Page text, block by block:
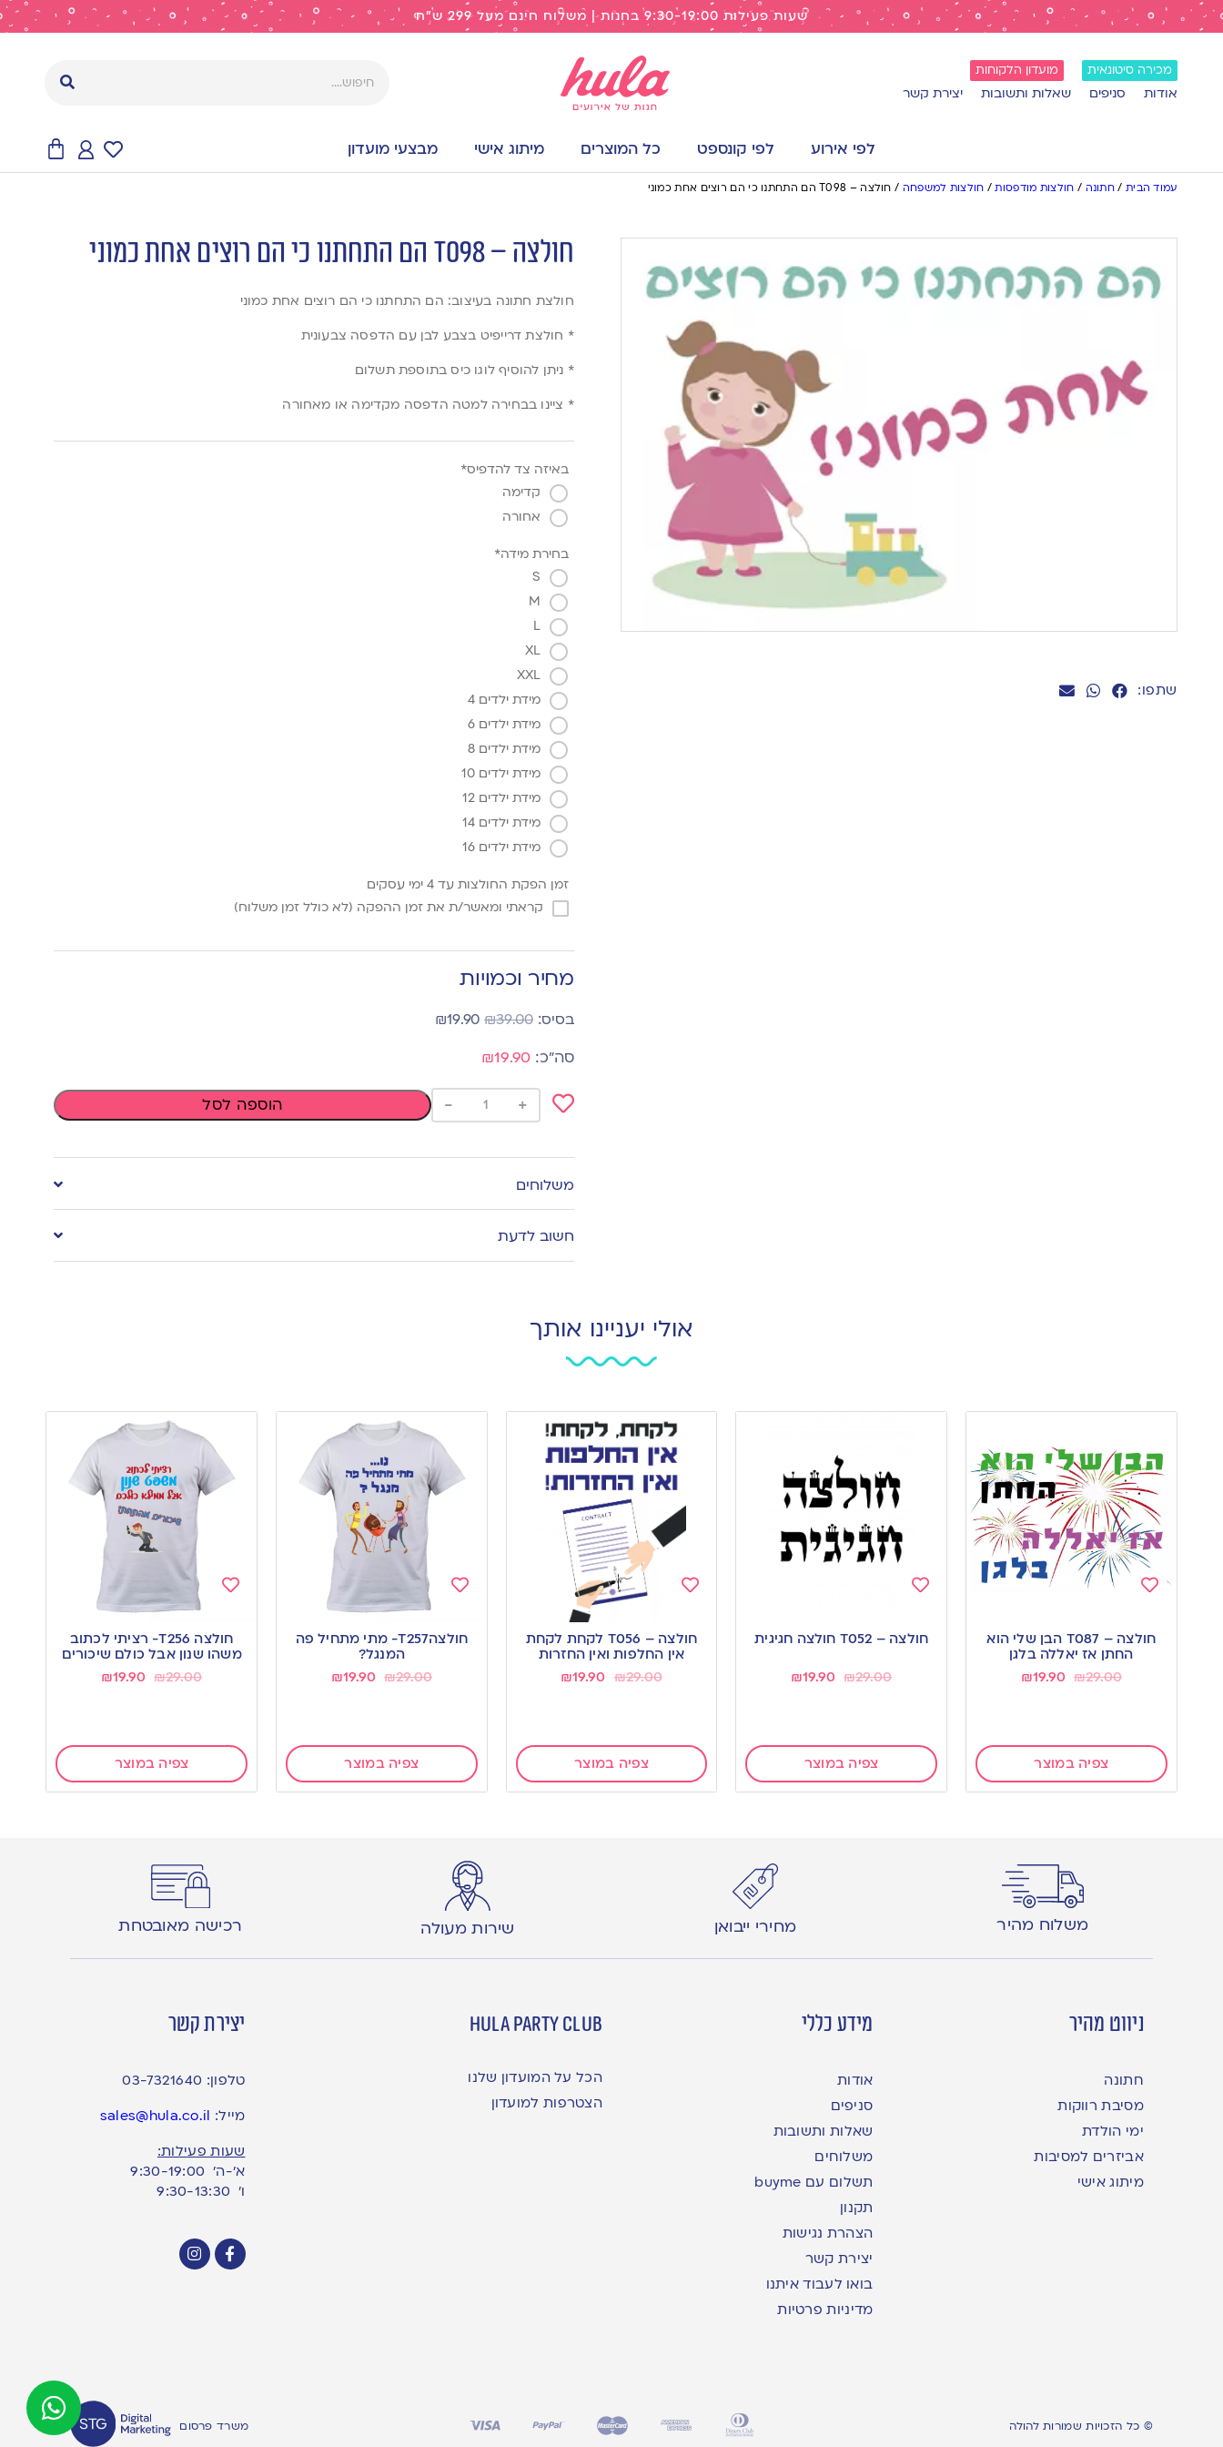
שעות פעילות 9:30-19:00 בחנות | משלוח חינם מעל 299 ש"ח
מכירה סיטונאית מועדון הלקוחות
אודות סניפים שאלות ותשובות יצירת קשר
לפי אירוע לפי קונספט כל המוצרים מיתוג אישי מבצעי מועדון
עמוד הבית / חתונה / חולצות מודפסות/ חולצות למשפחה / חולצה – T098 הם התחתנו כי הם רוצים אחת כמוני
שתפו:
חולצה – T098 הם התחתנו כי הם רוצים אחת כמוני
חולצת חתונה בעיצוב: הם התחתנו כי הם רוצים אחת כמוני
* חולצת דרייפיט בצבע לבן עם הדפסה צבעונית
* ניתן להוסיף לוגו כיס בתוספת תשלום
* ציינו בבחירה למטה הדפסה מקדימה או מאחורה
באיזה צד להדפיס*
קדימה
אחורה
בחירת מידה*
S
M
L
XL
XXL
מידת ילדים 4
מידת ילדים 6
מידת ילדים 8
מידת ילדים 10
מידת ילדים 12
מידת ילדים 14
מידת ילדים 16
זמן הפקת החולצות עד 4 ימי עסקים
קראתי ומאשר/ת את זמן ההפקה (לא כולל זמן משלוח)
מחיר וכמויות
₪39.00
₪19.90
₪19.90
to
wishlist
+
- הוספה לסל
משלוחים
חשוב לדעת
אולי יעניינו אותך
to
wishlist
חולצה – T087 הבן שלי הוא
החתן אז יאללה בלגן
₪29.00
₪19.90
צפיה במוצר
to
חולצה – T052 חולצה חגיגית
₪29.00
₪19.90
צפיה במוצר
to
wishlist
חולצה – T056 לקחת לקחת
אין החלפות ואין החזרות
₪29.00
₪19.90
צפיה במוצר
to
חולצהT257- מתי מתחיל פה
המנגל?
₪29.00
₪19.90
צפיה במוצר
to
wishlist
חולצה T256- רציתי לכתוב
משהו שנון אבל כולם שיכורים
₪29.00
₪19.90
צפיה במוצר
משלוח מהיר מחירי ייבואן שירות מעולה רכישה מאובטחת
ניווט מהיר
חתונה
מסיבת רווקות
ימי הולדת
אביזרים למסיבות
מיתוג אישי
מידע כללי
אודות
סניפים
שאלות ותשובות
משלוחים
תשלום עם buyme
תקנון
הצהרת נגישות
יצירת קשר
בואו לעבוד איתנו
מדיניות פרטיות
hula party club
הכל על המועדון שלנו
הצטרפות למועדון
יצירת קשר
טלפון: 03-7321640
מייל: sales@hula.co.il
שעות פעילות:
א’-ה’ 9:30-19:00
ו׳ 9:30-13:30
© כל הזכויות שמורות להולה משרד פרסום